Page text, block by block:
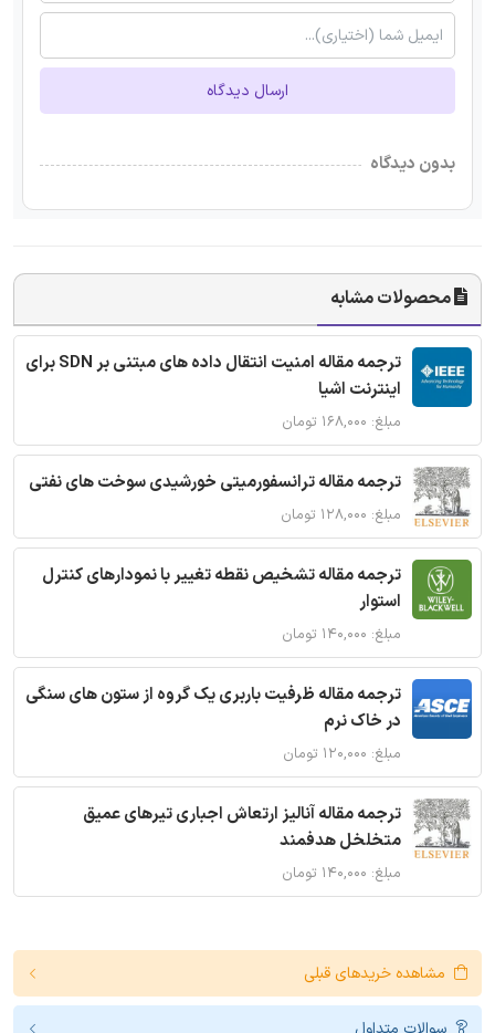
ارسال دیدگاه
بدون دیدگاه
محصولات مشابه
ترجمه مقاله امنیت انتقال داده های مبتنی بر SDN برای
اینترنت اشیا
مبلغ: ۱۶۸,۰۰۰ تومان
ترجمه مقاله ترانسفورمیتی خورشیدی سوخت های نفتی
مبلغ: ۱۲۸,۰۰۰ تومان
ترجمه مقاله تشخیص نقطه تغییر با نمودارهای کنترل
استوار
مبلغ: ۱۴۰,۰۰۰ تومان
ترجمه مقاله ظرفیت باربری یک گروه از ستون های سنگی
در خاک نرم
مبلغ: ۱۲۰,۰۰۰ تومان
ترجمه مقاله آنالیز ارتعاش اجباری تیرهای عمیق
متخلخل هدفمند
مبلغ: ۱۴۰,۰۰۰ تومان
مشاهده خریدهای قبلی